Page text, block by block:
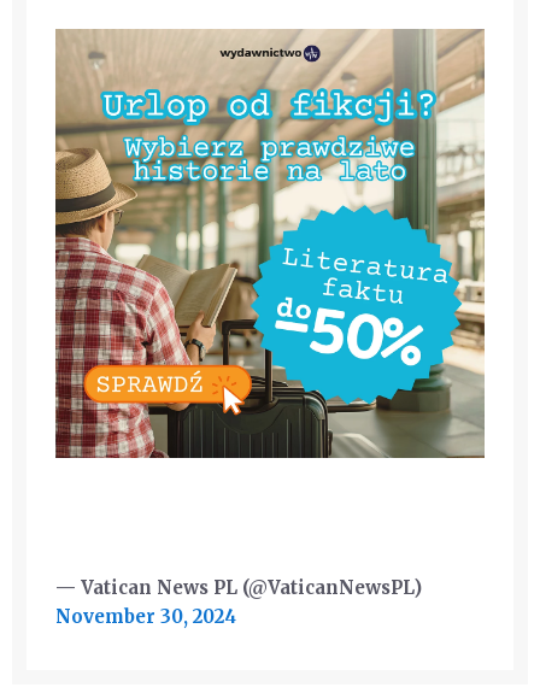
— Vatican News PL (@VaticanNewsPL)
November 30, 2024